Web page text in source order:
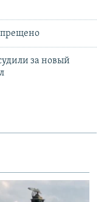
за новый